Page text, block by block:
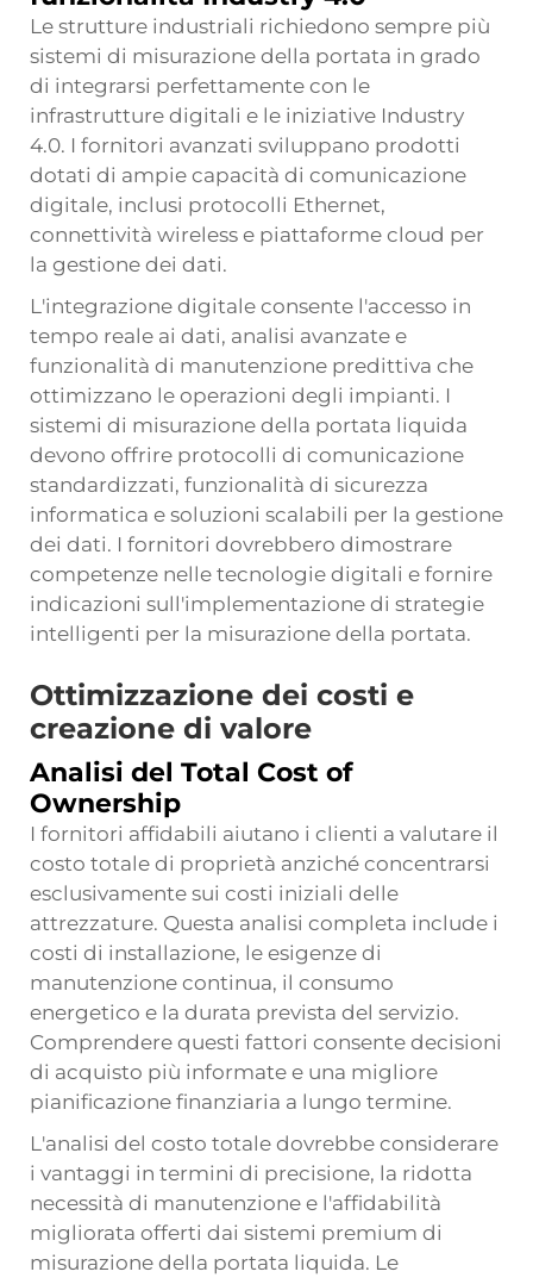
Le strutture industriali richiedono sempre più
sistemi di misurazione della portata in grado
di integrarsi perfettamente con le
infrastrutture digitali e le iniziative Industry
4.0. I fornitori avanzati sviluppano prodotti
dotati di ampie capacità di comunicazione
digitale, inclusi protocolli Ethernet,
connettività wireless e piattaforme cloud per
la gestione dei dati.
L'integrazione digitale consente l'accesso in
tempo reale ai dati, analisi avanzate e
funzionalità di manutenzione predittiva che
ottimizzano le operazioni degli impianti. I
sistemi di misurazione della portata liquida
devono offrire protocolli di comunicazione
standardizzati, funzionalità di sicurezza
informatica e soluzioni scalabili per la gestione
dei dati. I fornitori dovrebbero dimostrare
competenze nelle tecnologie digitali e fornire
indicazioni sull'implementazione di strategie
intelligenti per la misurazione della portata.
Ottimizzazione dei costi e
creazione di valore
Analisi del Total Cost of
Ownership
I fornitori affidabili aiutano i clienti a valutare il
costo totale di proprietà anziché concentrarsi
esclusivamente sui costi iniziali delle
attrezzature. Questa analisi completa include i
costi di installazione, le esigenze di
manutenzione continua, il consumo
energetico e la durata prevista del servizio.
Comprendere questi fattori consente decisioni
di acquisto più informate e una migliore
pianificazione finanziaria a lungo termine.
L'analisi del costo totale dovrebbe considerare
i vantaggi in termini di precisione, la ridotta
necessità di manutenzione e l'affidabilità
migliorata offerti dai sistemi premium di
misurazione della portata liquida. Le